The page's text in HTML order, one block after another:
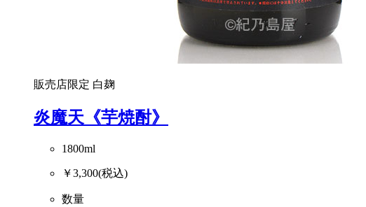
販売店限定 白麹
炎魔天《芋焼酎》
1800ml
￥3,300(税込)
数量